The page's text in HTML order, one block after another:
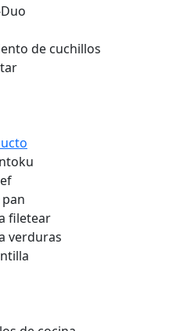
de cuchillos
filetear
verduras